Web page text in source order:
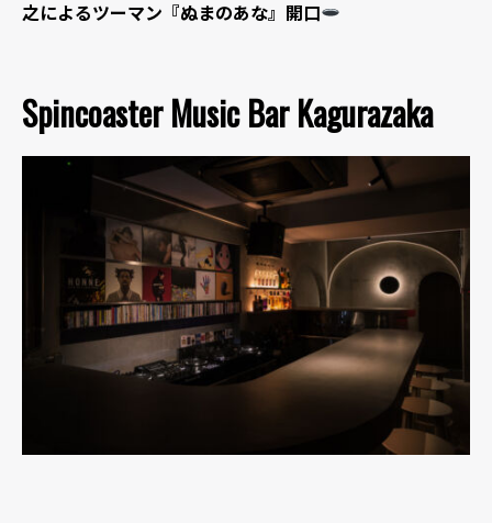
之によるツーマン『ぬまのあな』開口
Spincoaster Music Bar Kagurazaka